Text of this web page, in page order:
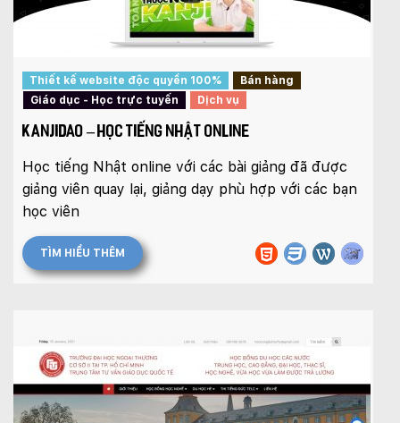
Thiết kế website độc quyền 100%
Bán hàng
Giáo dục - Học trực tuyến
Dịch vụ
KANJIDAO – HỌC TIẾNG NHẬT ONLINE
Học tiếng Nhật online với các bài giảng đã được
giảng viên quay lại, giảng dạy phù hợp với các bạn
học viên
TÌM HIỂU THÊM
quản lý dự án để theo dõi tiến độ.
Tài khoản đã được
cung cấp cho quý
khách qua hệ thống SMS tự động. Nếu cần hỗ trợ thêm